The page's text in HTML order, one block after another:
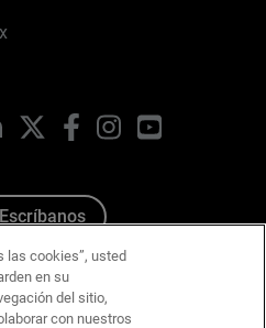
LinkedIn FacebookInstagramYouTube
Escríbanos
las cookies”, usted
en su
del sitio,
con nuestros